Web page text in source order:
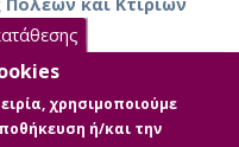
χρησιμοποιούμε
ή/και την